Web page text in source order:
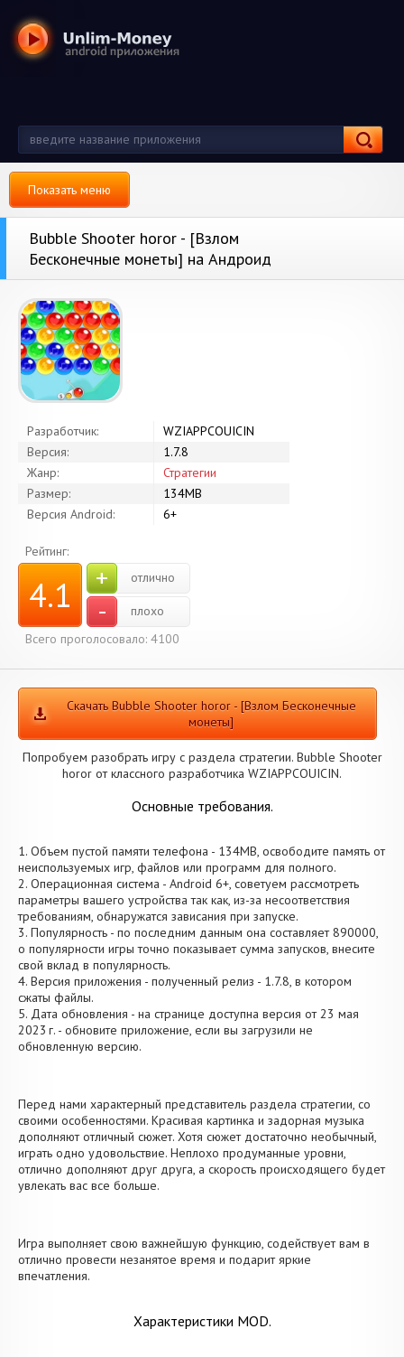
Показать меню
Bubble Shooter horor - [Взлом
Бесконечные монеты] на Андроид
Разработчик:
WZIAPPCOUICIN
Версия:
1.7.8
Жанр:
Стратегии
Размер:
134MB
Версия Android:
6+
Рейтинг:
4.1 + отлично
-
плохо
Всего проголосовало: 4100
Скачать Bubble Shooter horor - [Взлом Бесконечные
монеты]
Попробуем разобрать игру с раздела стратегии. Bubble Shooter
horor от классного разработчика WZIAPPCOUICIN.
Основные требования.
1. Объем пустой памяти телефона - 134MB, освободите память от
неиспользуемых игр, файлов или программ для полного.
2. Операционная система - Android 6+, советуем рассмотреть
параметры вашего устройства так как, из-за несоответствия
требованиям, обнаружатся зависания при запуске.
3. Популярность - по последним данным она составляет 890000,
о популярности игры точно показывает сумма запусков, внесите
свой вклад в популярность.
4. Версия приложения - полученный релиз - 1.7.8, в котором
сжаты файлы.
5. Дата обновления - на странице доступна версия от 23 мая
2023 г. - обновите приложение, если вы загрузили не
обновленную версию.
Перед нами характерный представитель раздела стратегии, со
своими особенностями. Красивая картинка и задорная музыка
дополняют отличный сюжет. Хотя сюжет достаточно необычный,
играть одно удовольствие. Неплохо продуманные уровни,
отлично дополняют друг друга, а скорость происходящего будет
увлекать вас все больше.
Игра выполняет свою важнейшую функцию, содействует вам в
отлично провести незанятое время и подарит яркие
впечатления.
Характеристики MOD.